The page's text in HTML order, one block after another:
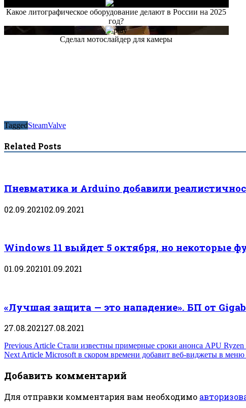
Какое литографическое оборудование делают в России на 2025
год?
Сделал мотослайдер для камеры
TaggedSteamValve
Related Posts
Пневматика и Arduino добавили
02.09.202102.09.2021
Windows 11 выйдет 5 октября, но некоторые
01.09.202101.09.2021
«Лучшая защита — это нападение». БП от
27.08.202127.08.2021
Навигация
записям
Previous Article Стали известны примерные сроки анонса APU
Next Article Microsoft в скором времени добавит веб-виджеты в меню
Добавить комментарий
Для отправки комментария вам необходимо